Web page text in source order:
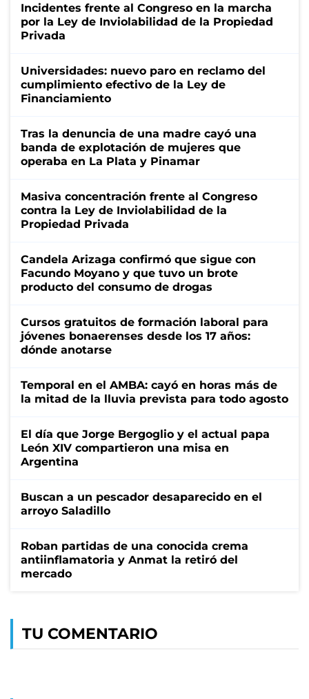
Incidentes frente al Congreso en la marcha
por la Ley de Inviolabilidad de la Propiedad
Privada
Universidades: nuevo paro en reclamo del
cumplimiento efectivo de la Ley de
Financiamiento
Tras la denuncia de una madre cayó una
banda de explotación de mujeres que
operaba en La Plata y Pinamar
Masiva concentración frente al Congreso
contra la Ley de Inviolabilidad de la
Propiedad Privada
Candela Arizaga confirmó que sigue con
Facundo Moyano y que tuvo un brote
producto del consumo de drogas
Cursos gratuitos de formación laboral para
jóvenes bonaerenses desde los 17 años:
dónde anotarse
Temporal en el AMBA: cayó en horas más de
la mitad de la lluvia prevista para todo agosto
El día que Jorge Bergoglio y el actual papa
León XIV compartieron una misa en
Argentina
Buscan a un pescador desaparecido en el
arroyo Saladillo
Roban partidas de una conocida crema
antiinflamatoria y Anmat la retiró del
mercado
TU COMENTARIO